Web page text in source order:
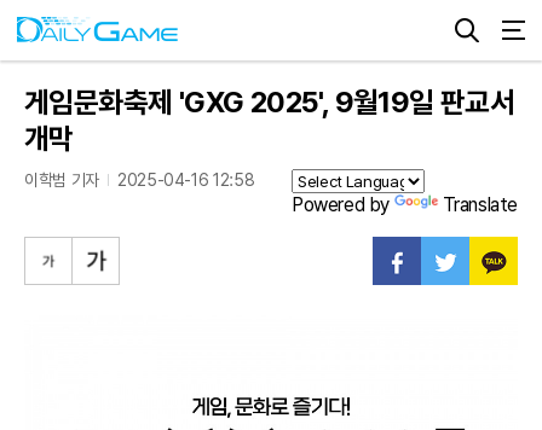
게임문화축제 'GXG 2025', 9월19일 판교서
개막
이학범 기자 2025-04-16 12:58
Powered by Translate